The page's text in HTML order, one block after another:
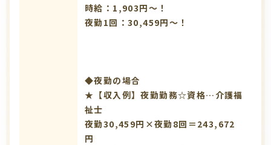
時給：1,903円～！
夜勤1回：30,459円～！
◆夜勤の場合
★【収入例】夜勤勤務☆資格…介護福
祉士
夜勤30,459円×夜勤8回＝243,672
円